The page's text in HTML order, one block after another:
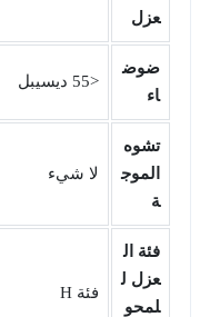
عزل
ضوض
اء
<55 ديسيبل
تشوه
الموج
ة
لا شيء
فئة ال
عزل ل
لمحو
فئة H